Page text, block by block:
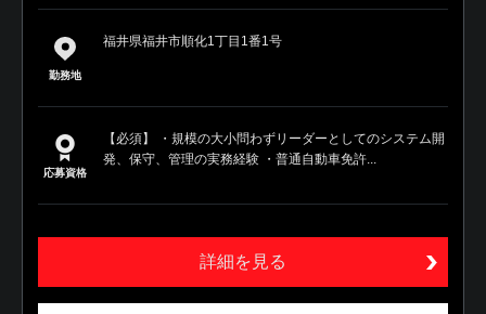
勤務地
福井県福井市順化1丁目1番1号
応募資格
【必須】 ・規模の大小問わずリーダーとしてのシステム開
発、保守、管理の実務経験 ・普通自動車免許...
詳細を見る